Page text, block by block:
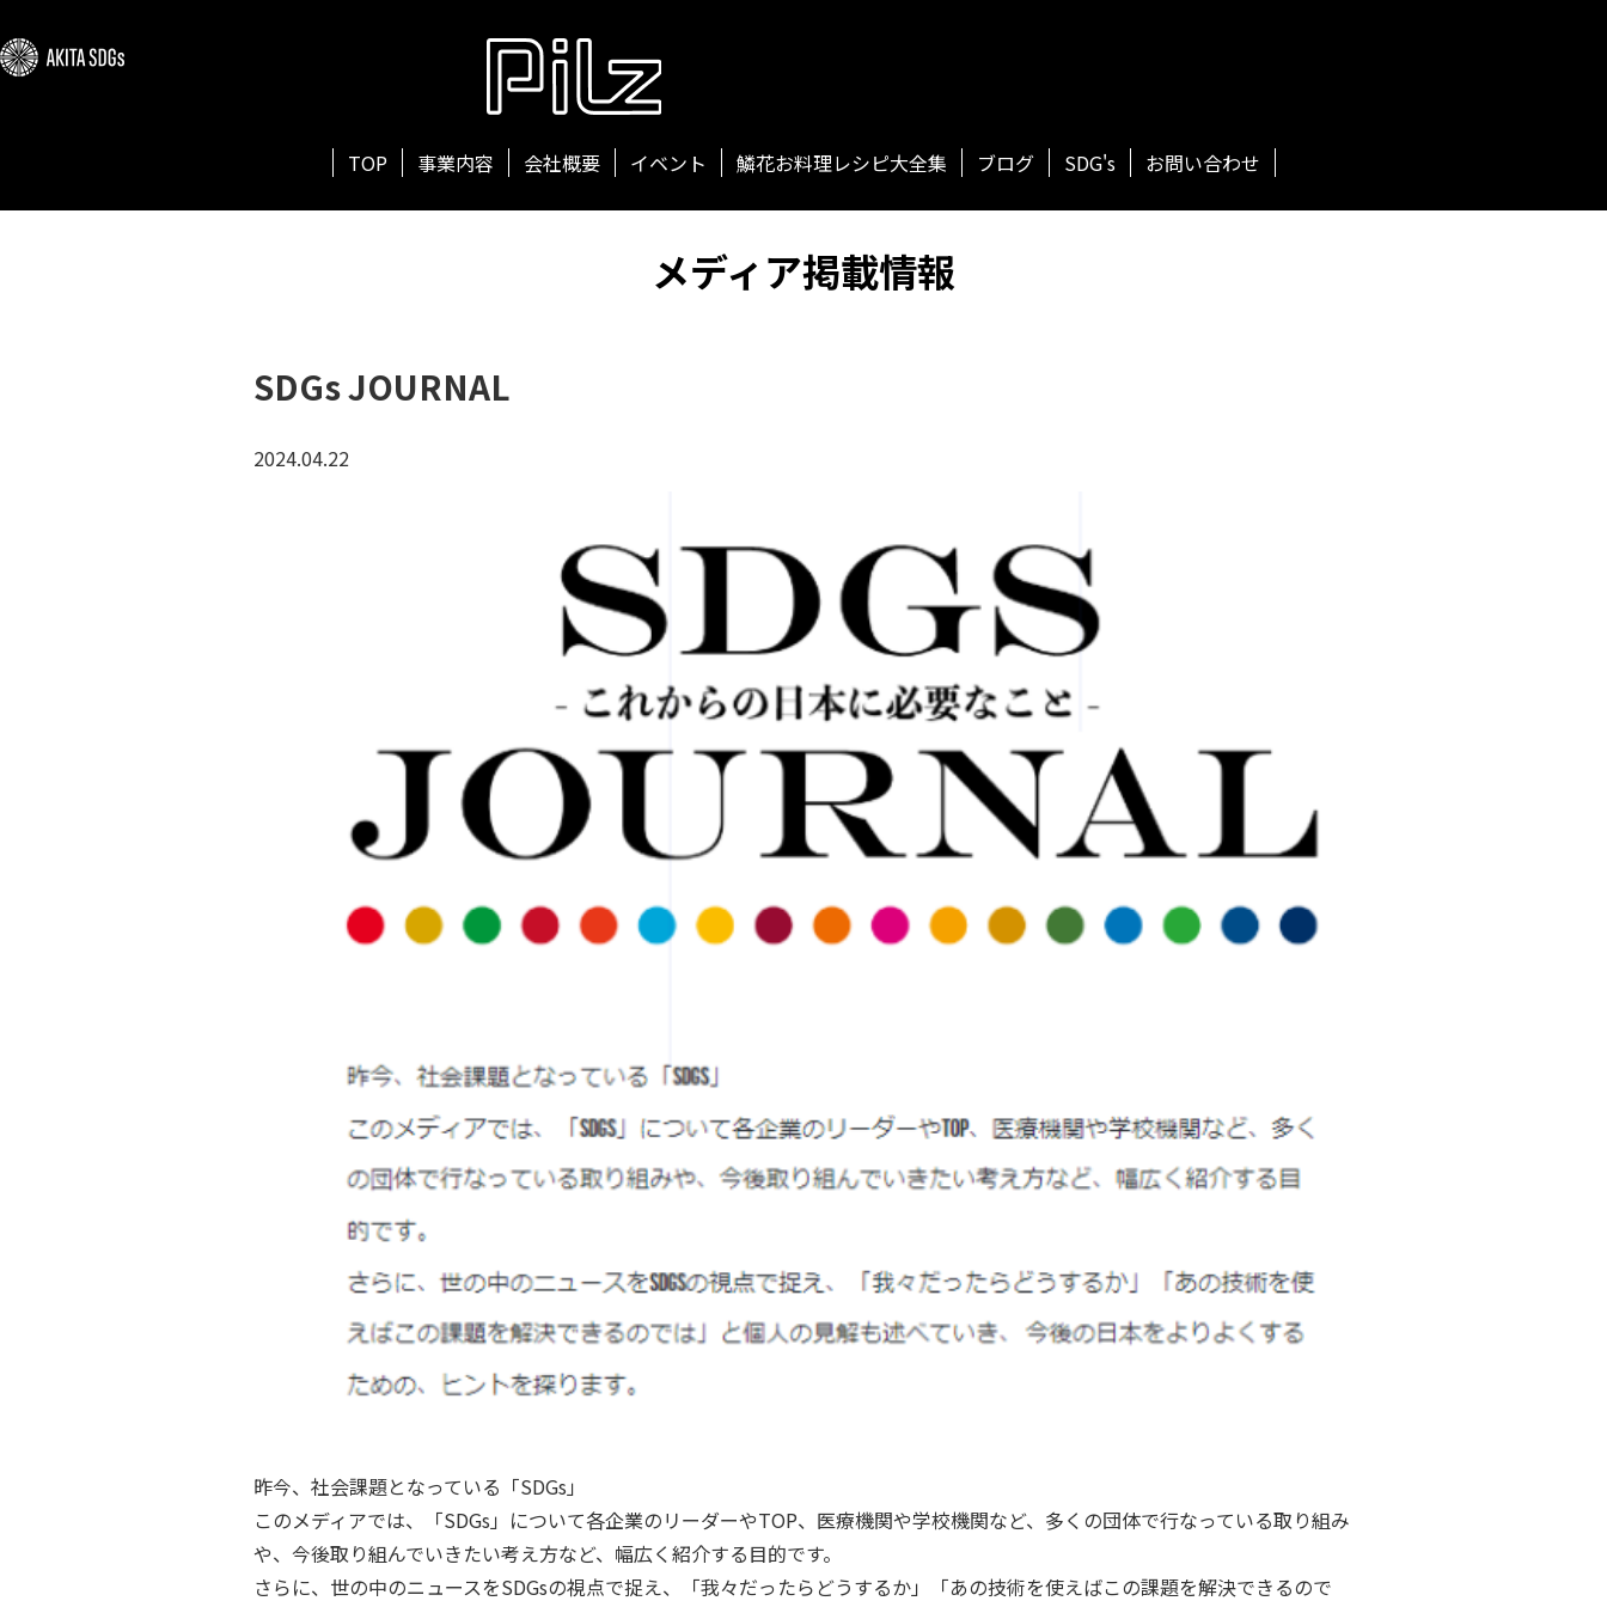
TOP 事業内容 会社概要 イベント 鱗花お料理レシピ大全集 ブログ SDG's お問い合わせ
メディア掲載情報
SDGs JOURNAL
2024.04.22
昨今、社会課題となっている「SDGs」
このメディアでは、「SDGs」について各企業のリーダーやTOP、医療機関や学校機関など、多くの団体で行なっている取り組み
や、今後取り組んでいきたい考え方など、幅広く紹介する目的です。
さらに、世の中のニュースをSDGsの視点で捉え、「我々だったらどうするか」「あの技術を使えばこの課題を解決できるので